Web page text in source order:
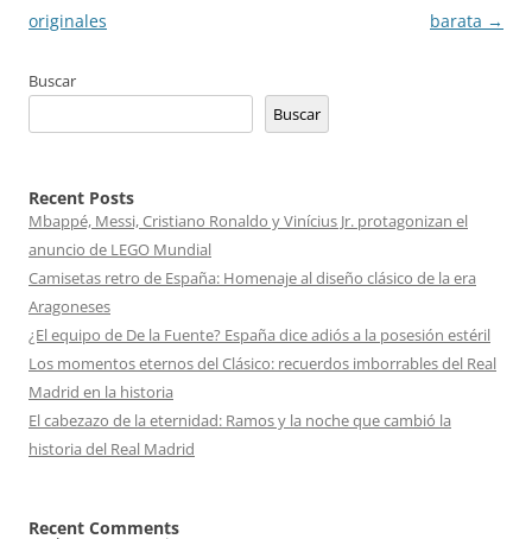
de
originales
barata →
Buscar
Buscar
Recent Posts
Mbappé, Messi, Cristiano Ronaldo y Vinícius Jr. protagonizan el
anuncio de LEGO Mundial
Camisetas retro de España: Homenaje al diseño clásico de la era
Aragoneses
¿El equipo de De la Fuente? España dice adiós a la posesión estéril
Los momentos eternos del Clásico: recuerdos imborrables del Real
Madrid en la historia
El cabezazo de la eternidad: Ramos y la noche que cambió la
historia del Real Madrid
Recent Comments